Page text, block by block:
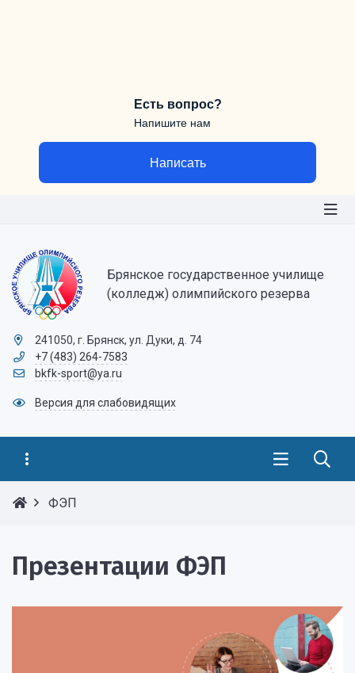
Есть вопрос?
Напишите нам
Написать
Брянское государственное училище
(колледж) олимпийского резерва
241050, г. Брянск, ул. Дуки, д. 74
+7 (483) 264-7583
bkfk-sport@ya.ru
Версия для слабовидящих
ФЭП
Презентации ФЭП